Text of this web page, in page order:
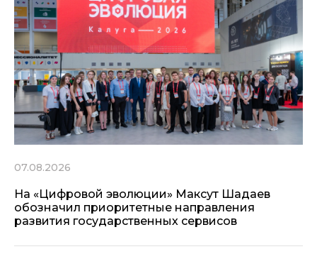
07.08.2026
На «Цифровой эволюции» Максут Шадаев
обозначил приоритетные направления
развития государственных сервисов